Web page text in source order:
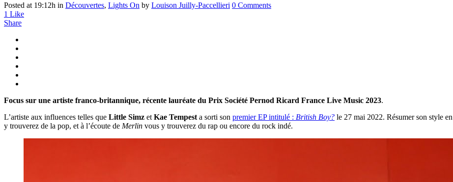
Posted at 19:12h in Découvertes, Lights On by Louison Juilly-Paccellieri 0 Comments
1 Like
Share
Focus sur une artiste franco-britannique, récente lauréate du Prix Société Pernod Ricard France Live Music 2023.
L’artiste aux influences telles que Little Simz et Kae Tempest a sorti son premier EP intitulé : British Boy? le 27 mai 2022. Résumer son style
y trouverez de la pop, et à l’écoute de Merlin vous y trouverez du rap ou encore du rock indé.